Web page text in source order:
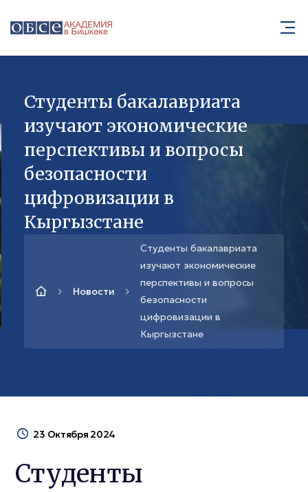
Студенты бакалавриата
изучают экономические
перспективы и вопросы
безопасности
цифровизации в
Кыргызстане
Новости
Студенты бакалавриата
изучают экономические
перспективы и вопросы
безопасности
цифровизации в
Кыргызстане
23 Октября 2024
Студенты